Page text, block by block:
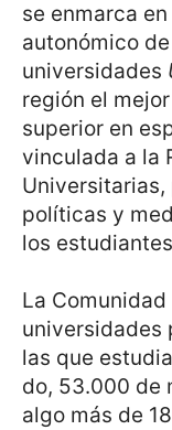
se enmarca
autonómico
universidades
región el
superior en
vinculada a la
políticas y
los
La
universidades
las que
do, 53.000 de
algo más de